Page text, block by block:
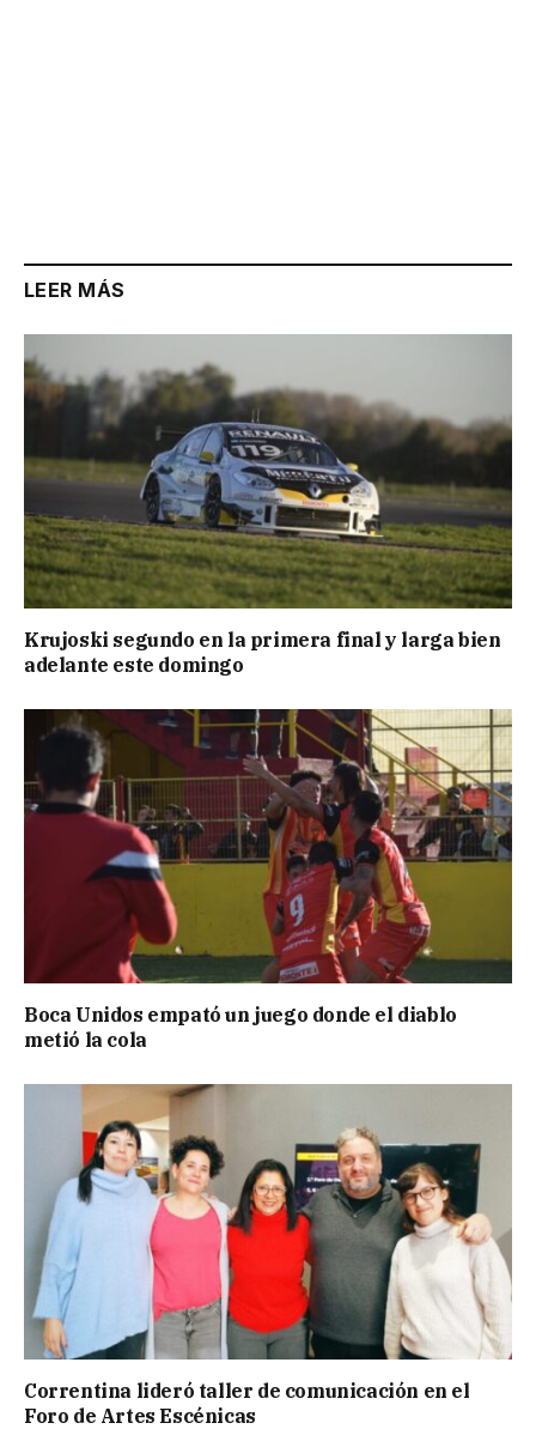
LEER MÁS
Krujoski segundo en la primera final y larga bien
adelante este domingo
Boca Unidos empató un juego donde el diablo
metió la cola
Correntina lideró taller de comunicación en el
Foro de Artes Escénicas